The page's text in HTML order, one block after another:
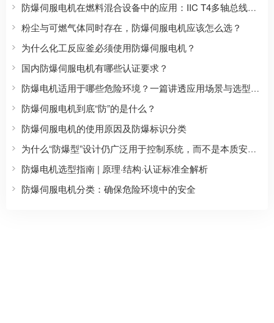
防爆伺服电机在燃料混合设备中的应用：IIC T4多轴总线控制方案
粉尘与可燃气体同时存在，防爆伺服电机应该怎么选？
为什么化工反应釜必须使用防爆伺服电机？
国内防爆伺服电机有哪些认证要求？
防爆电机适用于哪些危险环境？一篇讲透应用场景与选型逻辑的深度解析
防爆伺服电机到底“防”的是什么？
防爆伺服电机的使用原因及防爆标识分类
为什么“防爆型”设计仍广泛用于控制系统，而不是本质安全型？
防爆电机选型指南 | 原理·结构·认证标准全解析
防爆伺服电机分类：确保危险环境中的安全